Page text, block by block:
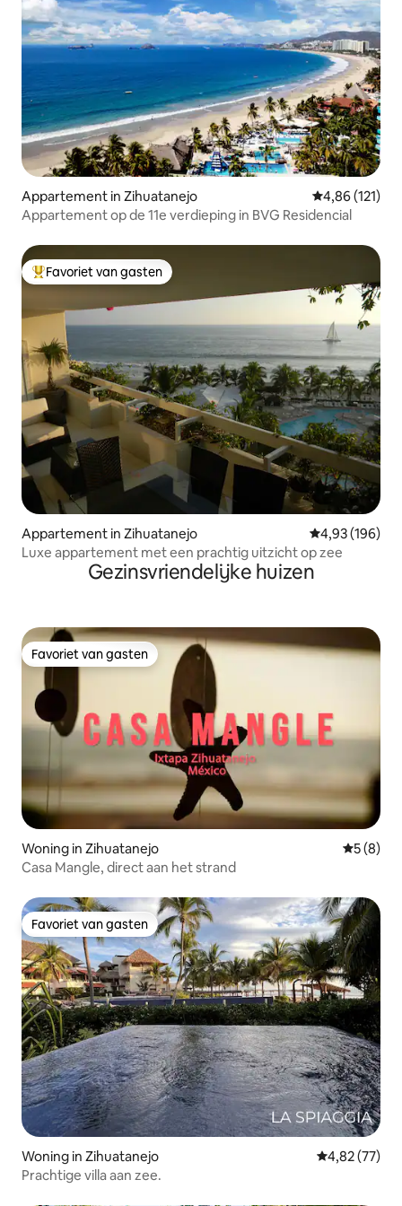
Appartement in Zihuatanejo Gemiddelde
4,86 (121)
Appartement op de 11e verdieping in BVG Residencial
Topfavoriet van gasten
Favoriet van gasten
Appartement in Zihuatanejo Gemiddelde
4,93 (196)
Luxe appartement met een prachtig uitzicht op zee
Gezinsvriendelijke huizen
Favoriet van gasten
Favoriet van gasten
Woning in Zihuatanejo
5 (8)
Casa Mangle, direct aan het strand
Favoriet van gasten
Favoriet van gasten
Woning in Zihuatanejo Gemiddelde
4,82 (77)
Prachtige villa aan zee.